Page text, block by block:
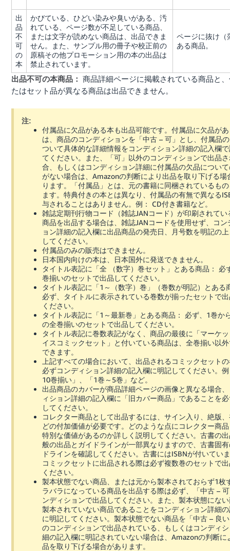
出
品
不
可
の
本
かびている、ひどい染みや臭いがある、汚
れている、ページ数が不足している商品、
または文字が読めない商品は、出品できま
せん。また、サンプル用の冊子や校正前の
原稿その他プロモーション用の本の出品は
禁止されています。
ページに抜け（
ある商品。
出品不可の本商品： 商品詳細ページに掲載されている商品と
たはセット品が異なる商品は出品できません。
注:
付属品に欠品がある本も出品可能です。付属品に欠品が
は、商品のコンディションを「中古 – 可」とし、付属品
ついて具体的な詳細情報をコンディション詳細の記入欄
てください。また、「可」以外のコンディションで出品
合、もしくはコンディション詳細に付属品の欠品につい
がない場合は、Amazonの判断により出品を取り下げる場
ります。「付属品」とは、元の書籍に同梱されているも
ます。特典付きの本とは異なり、付属品の有無で異なる
与されることはありません。例： CD付き書籍など。
雑誌定期刊行物コード（雑誌JANコード）が印刷されてい
商品を出品する場合は、雑誌JANコードを使用せず、コン
ョン詳細の記入欄に出品商品の発売日、月号数を明記の
してください。
付属品のみの販売はできません。
日本国内向けの本は、日本国外に発送できません。
タイトル表記に「全 （数字）巻セット」とある商品： 必
巻揃いのセットで出品してください。
タイトル表記に「1～（数字）巻」（巻数が明記）とある
必ず、タイトルに表示されている巻数が揃ったセットで
ください。
タイトル表記に「1～最新巻」とある商品： 必ず、1巻か
の全巻揃いのセットで出品してください。
タイトル表記に巻数表記がなく、商品の最後に「マーケ
イスコミックセット」と付いている商品は、全巻揃い以
できます。
上記すべての場合において、出品されるコミックセット
必ずコンディション詳細の記入欄に明記してください。
10巻揃い」、「1巻～5巻」など。
出品商品のカバーが商品詳細ページの画像と異なる場合
ィション詳細の記入欄に「旧カバー商品」であることを
してください。
コレクター商品として出品するには、サイン入り、絶版
どの付加価値が必要です。どのような点にコレクター商
特別な価値があるのか詳しく説明してください。古書の
般の出品とガイドラインが一部異なりますので、古書固
ドラインを確認してください。古書にはISBNが付いてい
コミックセットに出品される際は必ず複数巻のセットで
ください。
製本状態でない商品、または元から製本されておらず1枚
ラバラになっている商品を出品する際は必ず、「中古 –
ンディションで出品してください。また、製本状態にな
製本されていない商品であることをコンディション詳細
に明記してください。製本状態でない商品を「中古 – 良
のコンディションで出品されている、もしくはコンディ
細の記入欄に明記されていない場合は、Amazonの判断に
品を取り下げる場合があります。